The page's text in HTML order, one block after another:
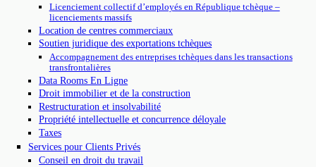
Licenciement collectif d’employés en République tchèque –
licenciements massifs
Location de centres commerciaux
Soutien juridique des exportations tchèques
Accompagnement des entreprises tchèques dans les transactions
transfrontalières
Data Rooms En Ligne
Droit immobilier et de la construction
Restructuration et insolvabilité
Propriété intellectuelle et concurrence déloyale
Taxes
Services pour Clients Privés
Conseil en droit du travail